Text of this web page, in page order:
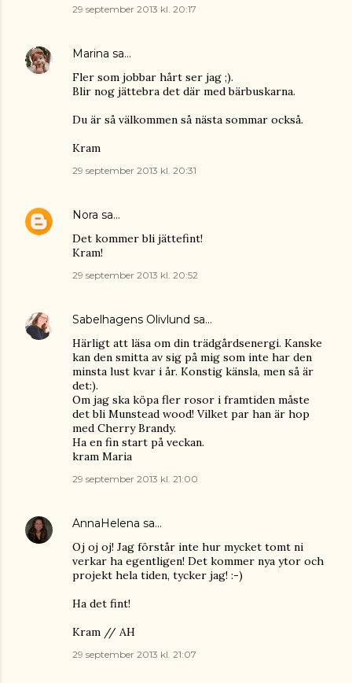
29 september 2013 kl. 20:17
Marina sa…
Fler som jobbar hårt ser jag ;).
Blir nog jättebra det där med bärbuskarna.
Du är så välkommen så nästa sommar också.
Kram
29 september 2013 kl. 20:31
Nora sa…
Det kommer bli jättefint!
Kram!
29 september 2013 kl. 20:52
Sabelhagens Olivlund sa…
Härligt att läsa om din trädgårdsenergi. Kanske
kan den smitta av sig på mig som inte har den
minsta lust kvar i år. Konstig känsla, men så är
det:).
Om jag ska köpa fler rosor i framtiden måste
det bli Munstead wood! Vilket par han är hop
med Cherry Brandy.
Ha en fin start på veckan.
kram Maria
29 september 2013 kl. 21:00
AnnaHelena sa…
Oj oj oj! Jag förstår inte hur mycket tomt ni
verkar ha egentligen! Det kommer nya ytor och
projekt hela tiden, tycker jag! :-)
Ha det fint!
Kram // AH
29 september 2013 kl. 21:07